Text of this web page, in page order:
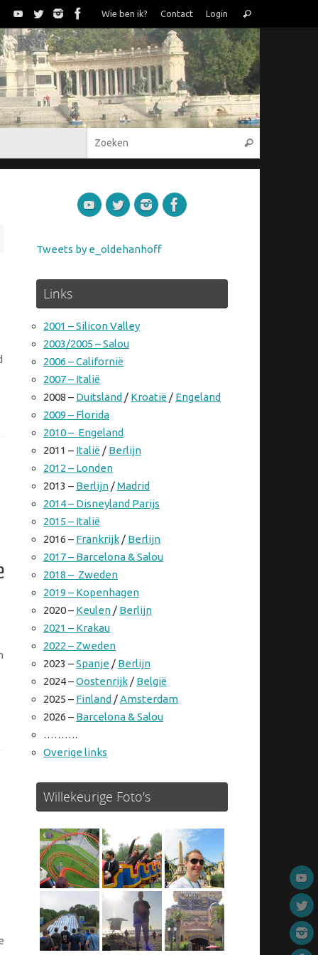
Wie ben ik? Contact Login
naar:
Zoeken
Zoeken
Tweets by e_oldehanhoff
Links
2001 – Silicon Valley
2003/2005 – Salou
2006 – Californië
2007 – Italië
2008 – Duitsland / Kroatië / Engeland
2009 – Florida
2010 – Engeland
2011 – Italië / Berlijn
2012 – Londen
2013 – Berlijn /Madrid
2014 – Disneyland Parijs
2015 – Italië
2016 – Frankrijk / Berlijn
2017 – Barcelona & Salou
2018 – Zweden
2019 – Kopenhagen
2020 – Keulen / Berlijn
2021 – Krakau
2022 – Zweden
2023 –Spanje / Berlijn
2024 –Oostenrijk / België
2025 – Finland /Amsterdam
2026 – Barcelona & Salou
……….
Overige links
Willekeurige Foto's